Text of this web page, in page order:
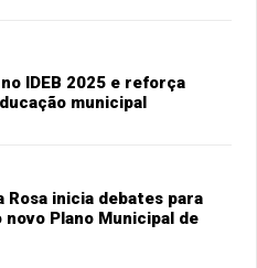
IDEB 2025 e reforça
municipal
Rosa inicia debates para
Plano Municipal de